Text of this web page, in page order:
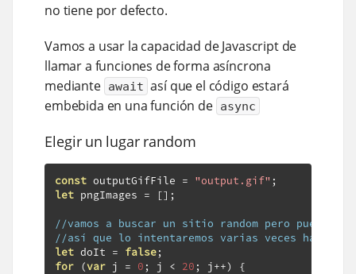
no tiene por defecto.
Vamos a usar la capacidad de Javascript de
llamar a funciones de forma asíncrona
mediante await así que el código estará
embebida en una función de async
Elegir un lugar random
const outputGifFile = "output.gif" ;
let pngImages = [];
//vamos a buscar un sitio random pero puede
//así que lo intentaremos varias veces hasta
let doIt = false;
for (var j = 0 ; j < 20 ; j++) {